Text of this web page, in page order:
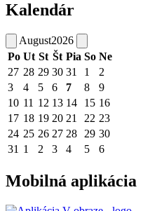
Kalendár
August2026
Po Ut St Št Pia So Ne
27 28 29 30 31 1
2
3
4 5 6 7 8
9
10 11 12 13 14 15 16
17 18 19 20 21 22 23
24 25 26 27 28 29 30
31 1 2 3 4 5 6
Mobilná aplikácia